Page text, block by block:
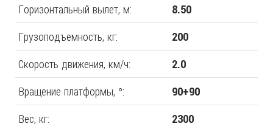
Горизонтальный вылет, м: 8.50
Грузоподъемность, кг: 200
Скорость движения, км/ч: 2.0
Вращение платформы, °: 90+90
Вес, кг: 2300